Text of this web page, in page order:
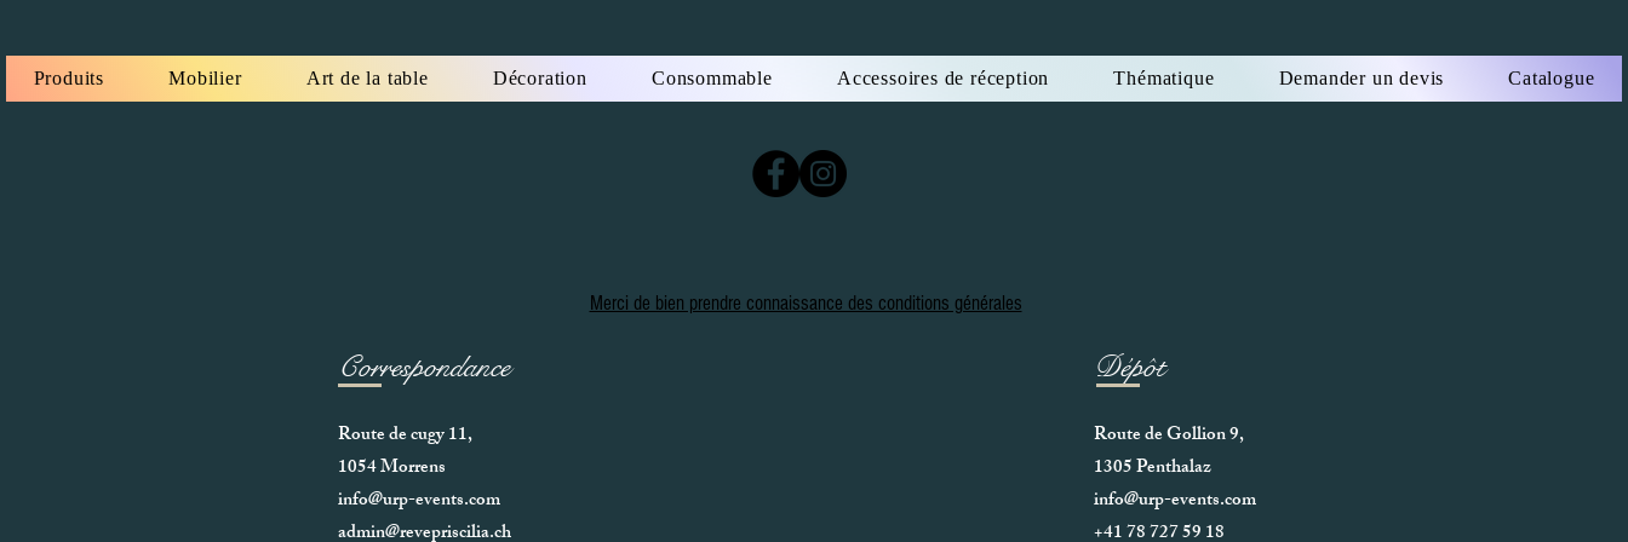
Produits Mobilier Art de la table Décoration Consommable Accessoires de réception Thématique Demander un devis Catalogue
Merci de bien prendre connaissance des conditions générales
Correspondance
Route de cugy 11,
1054 Morrens
info@urp-events.com
admin@revepriscilia.ch
Dépôt
Route de Gollion 9,
1305 Penthalaz
info@urp-events.com
+41 78 727 59 18